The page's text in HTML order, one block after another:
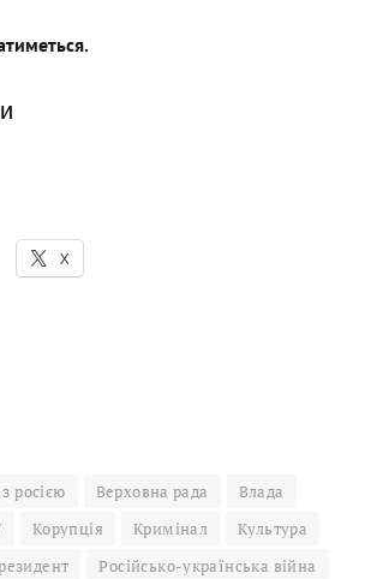
X
росією Верховна рада
Влада
Корупція Кримінал
Культура
Російсько-українська війна